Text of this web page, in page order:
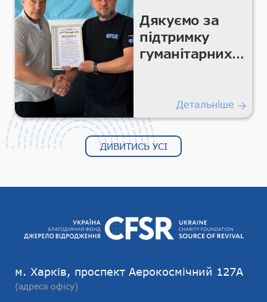
Дякуємо за
підтримку
гуманітарних
Детальніше
ДИВИТИСЬ УСІ
м. Харків, проспект Аерокосмічний 127А
(адреса офісу)